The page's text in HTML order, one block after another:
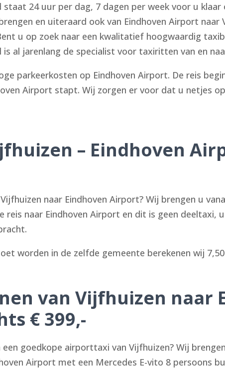
staat 24 uur per dag, 7 dagen per week voor u
en uiteraard ook van Eindhoven Airport
u op zoek naar een kwalitatief hoogwaardig
is al jarenlang de specialist voor taxiritten van en
parkeerkosten op Eindhoven Airport. De reis
Airport stapt. Wij zorgen er voor dat u netjes
– Eindhoven
naar Eindhoven Airport? Wij brengen u
reis naar Eindhoven Airport en dit is geen
worden in de zelfde gemeente berekenen wij
van Vijfhuizen naar
€ 399,-
goedkope airporttaxi van Vijfhuizen? Wij
Airport met een Mercedes E-vito 8 persoons